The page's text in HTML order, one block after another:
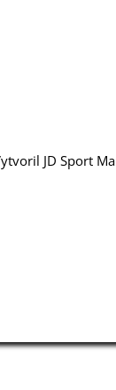
JD Sport